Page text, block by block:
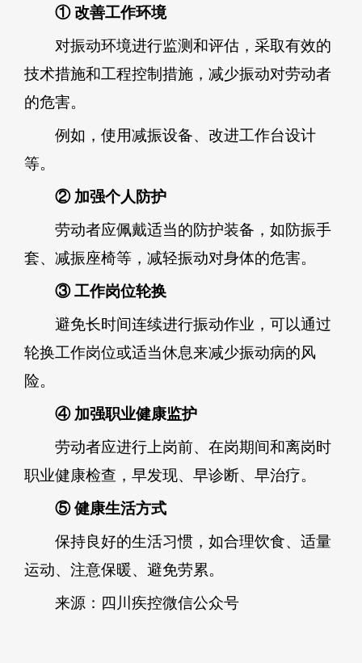
① 改善工作环境
对振动环境进行监测和评估，采取有效的
技术措施和工程控制措施，减少振动对劳动者
的危害。
例如，使用减振设备、改进工作台设计
等。
② 加强个人防护
劳动者应佩戴适当的防护装备，如防振手
套、减振座椅等，减轻振动对身体的危害。
③ 工作岗位轮换
避免长时间连续进行振动作业，可以通过
轮换工作岗位或适当休息来减少振动病的风
险。
④ 加强职业健康监护
劳动者应进行上岗前、在岗期间和离岗时
职业健康检查，早发现、早诊断、早治疗。
⑤ 健康生活方式
保持良好的生活习惯，如合理饮食、适量
运动、注意保暖、避免劳累。
来源：四川疾控微信公众号